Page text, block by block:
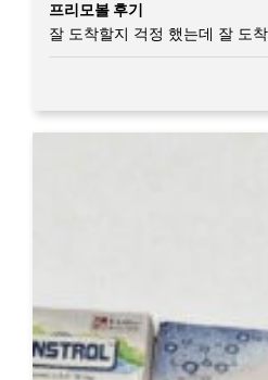
프리모볼 후기
잘 도착할지 걱정 했는데 잘 도